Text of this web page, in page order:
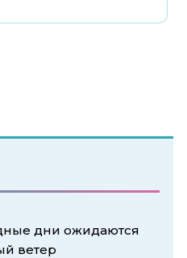
дни ожидаются
ветер